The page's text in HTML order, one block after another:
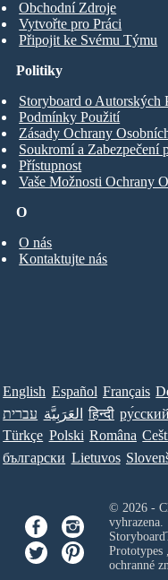
Obchodní Zdroje
Vytvořte pro Práci
Připojit ke Svému Týmu
O
O nás
Kontaktujte nás
Politiky
Storyboard o Autorských
Podmínky Použití
Zásady Ochrany
Soukromí a Zabezpečení
Přístupnost
Vaše Možnosti Ochrany
English Español Français
עברית العَرَبِيَّة हिन्दी
Türkçe Polski Româna
български Lietuvos
© 2026 -
vyhrazena.
ochranné